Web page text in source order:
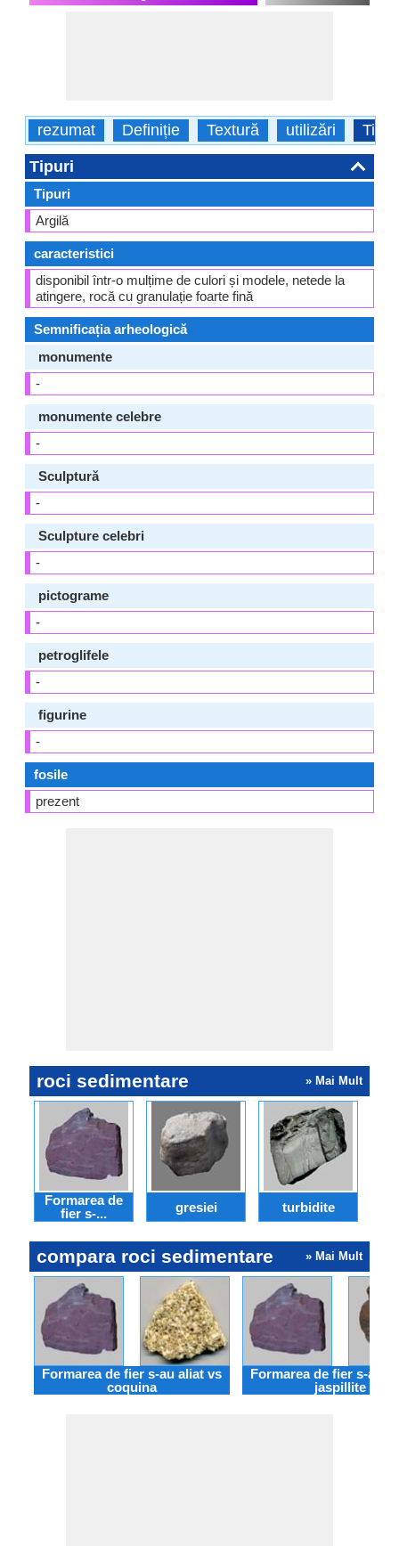
rezumat Definiție Textură utilizări
Tipuri
Tipuri
Argilă
caracteristici
disponibil într-o mulțime de culori și modele, netede la
atingere, rocă cu granulație foarte fină
Semnificația arheologică
monumente
-
monumente celebre
-
Sculptură
-
Sculpture celebri
-
pictograme
-
petroglifele
-
figurine
-
fosile
prezent
roci sedimentare » Mai Mult
Formarea de
fier s-...
gresiei turbidite
compara roci sedimentare » Mai Mult
Formarea de fier s-au aliat vs
coquina
Formarea de fier s-au
jaspillite